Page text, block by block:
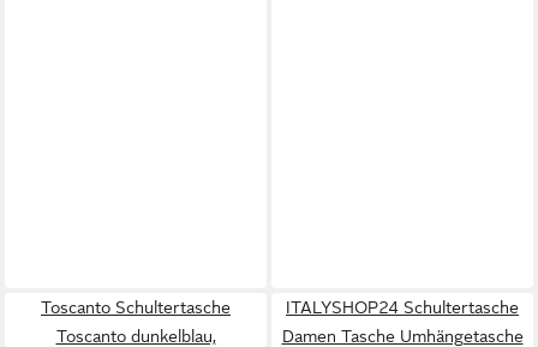
Toscanto Schultertasche
Toscanto dunkelblau,
ITALYSHOP24 Schultertasche
Damen Tasche Umhängetasche